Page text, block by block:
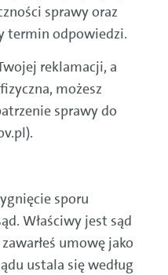
sprawy oraz
termin odpowiedzi.
reklamacji, a
możesz
sprawy do
sporu
Właściwy jest sąd
umowę jako
ustala się według